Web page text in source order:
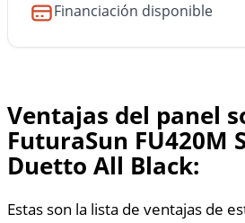
Financiación disponible
Ventajas del panel
FuturaSun FU420M
Duetto All Black:
Estas son la lista de ventajas de